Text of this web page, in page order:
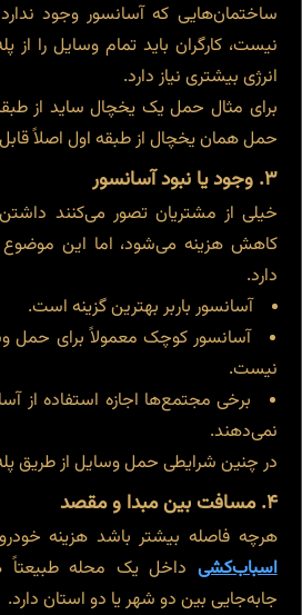
ساختمان‌هایی که آسانسور وجود
نیست، کارگران باید تمام وسایل را از
انرژی بیشتری نیاز دارد.
برای مثال حمل یک یخچال ساید از
حمل همان یخچال از طبقه اول اصلاً
۳. وجود یا نبود آسانسور
خیلی از مشتریان تصور می‌کنند
کاهش هزینه می‌شود، اما این
دارد.
آسانسور باربر بهترین گزینه است.
آسانسور کوچک معمولاً برای حمل
نیست.
برخی مجتمع‌ها اجازه استفاده از
نمی‌دهند.
در چنین شرایطی حمل وسایل از طریق
۴. مسافت بین مبدا و مقصد
هرچه فاصله بیشتر باشد هزینه
اسباب‌کشی داخل یک محله طبیعتاً
جابه‌جایی بین دو شهر یا دو استان دارد.